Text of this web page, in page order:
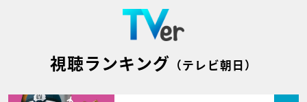
視聴ランキング （テレビ朝日）